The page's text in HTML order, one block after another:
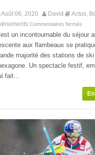
Août 06, 2020 David Actus
Commentaires fermés
un incontournable du séjour
aux flambeaux se
majorité des stations de
Un spectacle festif,
fait...